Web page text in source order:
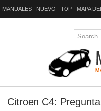
MANUALES NUEVO TOP MAPA
Citroen C4: